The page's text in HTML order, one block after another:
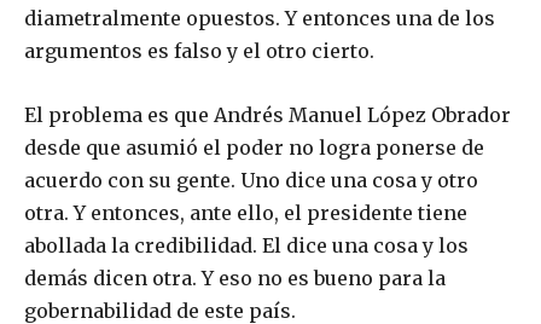
diametralmente opuestos. Y entonces una de los
argumentos es falso y el otro cierto.
El problema es que Andrés Manuel López Obrador
desde que asumió el poder no logra ponerse de
acuerdo con su gente. Uno dice una cosa y otro
otra. Y entonces, ante ello, el presidente tiene
abollada la credibilidad. El dice una cosa y los
demás dicen otra. Y eso no es bueno para la
gobernabilidad de este país.